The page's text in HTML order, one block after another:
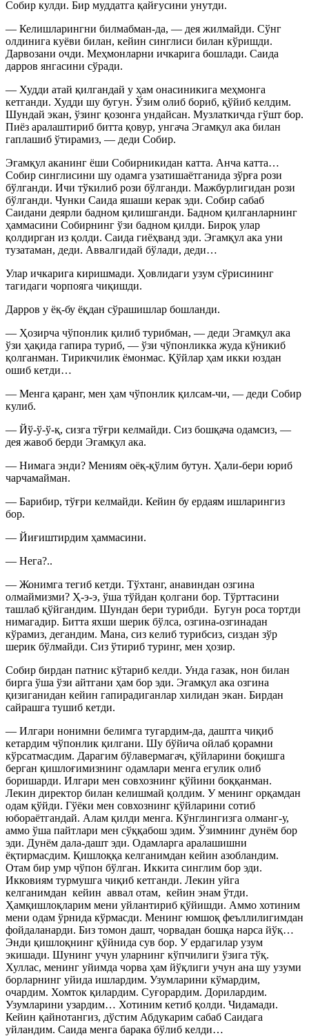
Собир кулди. Бир муддатга қайғусини унутди.
— Келишларингни билмабман-да, — дея жилмайди. Сўнг
олдинига куёви билан, кейин синглиси билан кўришди.
Дарвозани очди. Меҳмонларни ичкарига бошлади. Саида
дарров янгасини сўради.
— Худди атай қилгандай у ҳам онасиникига меҳмонга
кетганди. Худди шу бугун. Ўзим олиб бориб, қўйиб келдим.
Шундай экан, ўзинг қозонга ундайсан. Музлаткичда гўшт бор.
Пиёз аралаштириб битта қовур, унгача Эгамқул ака билан
гаплашиб ўтирамиз, — деди Собир.
Эгамқул аканинг ёши Собирникидан катта. Анча катта…
Собир синглисини шу одамга узатишаётганида зўрға рози
бўлганди. Ичи тўкилиб рози бўлганди. Мажбурлигидан рози
бўлганди. Чунки Саида яшаши керак эди. Собир сабаб
Саидани деярли бадном қилишганди. Бадном қилганларнинг
ҳаммасини Собирнинг ўзи бадном қилди. Бироқ улар
қолдирган из қолди. Саида гиёҳванд эди. Эгамқул ака уни
тузатаман, деди. Аввалгидай бўлади, деди…
Улар ичкарига киришмади. Ҳовлидаги узум сўрисининг
тагидаги чорпояга чиқишди.
Дарров у ёқ-бу ёқдан сўрашишлар бошланди.
— Ҳозирча чўпонлик қилиб турибман, — деди Эгамқул ака
ўзи ҳақида гапира туриб, — ўзи чўпонликка жуда кўникиб
қолганман. Тирикчилик ёмонмас. Қўйлар ҳам икки юздан
ошиб кетди…
— Менга қаранг, мен ҳам чўпонлик қилсам-чи, — деди Собир
кулиб.
— Йў-ў-ў-қ, сизга тўғри келмайди. Сиз бошқача одамсиз, —
дея жавоб берди Эгамқул ака.
— Нимага энди? Мениям оёқ-қўлим бутун. Ҳали-бери юриб
чарчамайман.
— Барибир, тўғри келмайди. Кейин бу ердаям ишларингиз
бор.
— Йиғиштирдим ҳаммасини.
— Нега?..
— Жонимга тегиб кетди. Тўхтанг, анавиндан озгина
олмаймизми? Ҳ-э-э, ўша тўйдан қолгани бор. Тўрттасини
ташлаб қўйгандим. Шундан бери турибди. Бугун роса тортди
нимагадир. Битта яхши шерик бўлса, озгина-озгинадан
кўрамиз, дегандим. Мана, сиз келиб турибсиз, сиздан зўр
шерик бўлмайди. Сиз ўтириб туринг, мен ҳозир.
Собир бирдан патнис кўтариб келди. Унда газак, нон билан
бирга ўша ўзи айтгани ҳам бор эди. Эгамқул ака озгина
қизиганидан кейин гапирадиганлар хилидан экан. Бирдан
сайрашга тушиб кетди.
— Илгари нонимни белимга тугардим-да, даштга чиқиб
кетардим чўпонлик қилгани. Шу бўйича ойлаб қорамни
кўрсатмасдим. Дарагим бўлавермагач, қўйларини боқишга
берган қишлоғимизнинг одамлари менга егулик олиб
боришарди. Илгари мен совхознинг қўйини боққанман.
Лекин директор билан келишмай қолдим. У менинг орқамдан
одам қўйди. Гўёки мен совхознинг қўйларини сотиб
юбораётгандай. Алам қилди менга. Кўнглингизга олманг-у,
аммо ўша пайтлари мен сўққабош эдим. Ўзимнинг дунём бор
эди. Дунём дала-дашт эди. Одамларга аралашишни
ёқтирмасдим. Қишлоққа келганимдан кейин азобландим.
Отам бир умр чўпон бўлган. Иккита синглим бор эди.
Икковиям турмушга чиқиб кетганди. Лекин уйга
келганимдан кейин аввал отам, кейин энам ўтди.
Ҳамқишлоқларим мени уйлантириб қўйишди. Аммо хотиним
мени одам ўрнида кўрмасди. Менинг юмшоқ феъллилигимдан
фойдаланарди. Биз томон дашт, чорвадан бошқа нарса йўқ…
Энди қишлоқнинг қўйнида сув бор. У ердагилар узум
экишади. Шунинг учун уларнинг кўпчилиги ўзига тўқ.
Хуллас, менинг уйимда чорва ҳам йўқлиги учун ана шу узуми
борларнинг уйида ишлардим. Узумларини кўмардим,
очардим. Хомток қилардим. Суғорардим. Дорилардим.
Узумларини узардим… Хотиним кетиб қолди. Чидамади.
Кейин қайнотангиз, дўстим Абдукарим сабаб Саидага
уйландим. Саида менга барака бўлиб келди…